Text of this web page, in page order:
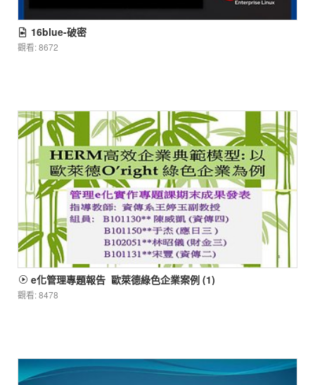
16blue-破密
觀看: 8672
e化管理專題報告_歐萊德綠色企業案例 (1)
觀看: 8478